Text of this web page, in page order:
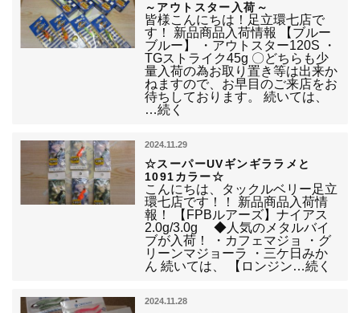
～アウトスター入荷～
皆様こんにちは！足立環七店で
す！ 新品商品入荷情報 【ブルー
ブルー】 ・アウトスター120S ・
TGストライク45g 〇どちらも少
量入荷の為お取り置き等は出来か
ねますので、お早目のご来店をお
待ちしております。 続いては、
…続く
2024.11.29
☆スーパーUVギンギララメと
1091カラー☆
こんにちは、タックルベリー足立
環七店です！！ 新品商品入荷情
報！ 【FPBルアーズ】ナイアス
2.0g/3.0g ◆人気のメタルバイ
ブが入荷！ ・カフェマジョ ・グ
リーンマジョーラ ・三ケ日みか
ん 続いては、 【ロンジン…続く
2024.11.28